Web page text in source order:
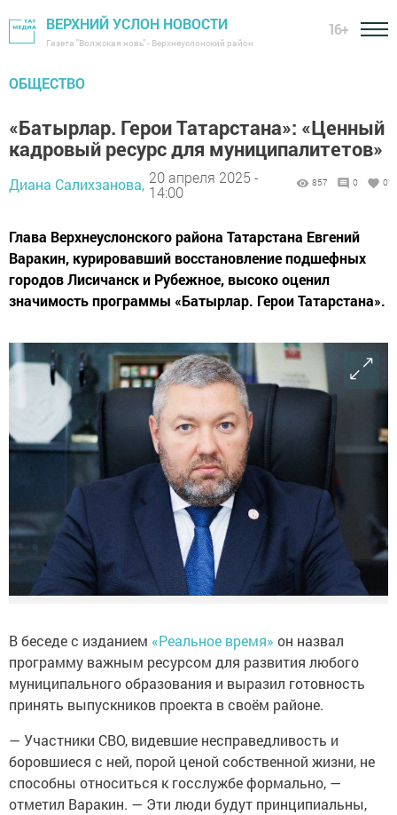
ВЕРХНИЙ УСЛОН НОВОСТИ
Газета "Волжская новь" - Верхнеуслонский район
16+
ОБЩЕСТВО
«Батырлар. Герои Татарстана»: «Ценный
кадровый ресурс для муниципалитетов»
Диана Салихзанова, 20 апреля 2025 -
14:00
857 0 0
Глава Верхнеуслонского района Татарстана Евгений
Варакин, курировавший восстановление подшефных
городов Лисичанск и Рубежное, высоко оценил
значимость программы «Батырлар. Герои Татарстана».
В беседе с изданием «Реальное время» он назвал
программу важным ресурсом для развития любого
муниципального образования и выразил готовность
принять выпускников проекта в своём районе.
— Участники СВО, видевшие несправедливость и
боровшиеся с ней, порой ценой собственной жизни, не
способны относиться к госслужбе формально, —
отметил Варакин. — Эти люди будут принципиальны,